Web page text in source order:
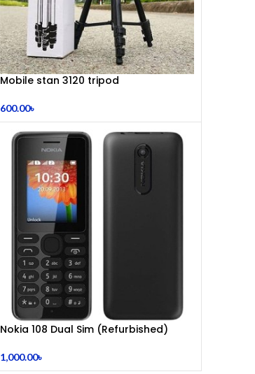
Mobile stan 3120 tripod
600.00৳
Nokia 108 Dual Sim (Refurbished)
1,000.00৳